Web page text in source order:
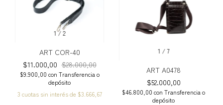
1/2
ART COR-40
$11.000,00 $28.000,00
$9.900,00 con Transferencia o
depósito
3 cuotas sin interés de $3.666,67
1 /7
ART A0478
$52.000,00
$46.800,00 con Transferencia o
depósito